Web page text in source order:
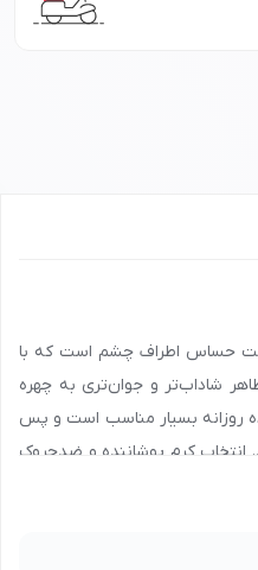
تخصصی و باکیفیت برای مراقبت از پوست حساس اطراف چشم است که با
شاداب‌تر و جوان‌تری به چهره
روزانه بسیار مناسب است و پس
کرم پوشاننده و ضدچروک
نشاط رخ این محصول را با تضمین